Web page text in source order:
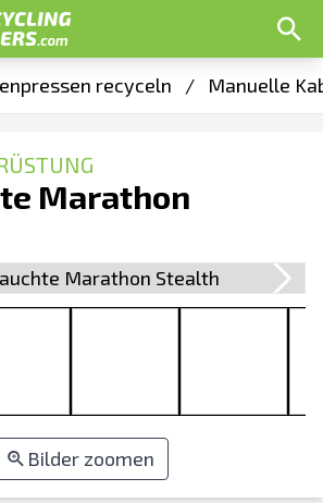
recyceln / Manuelle
Marathon
Bilder zoomen